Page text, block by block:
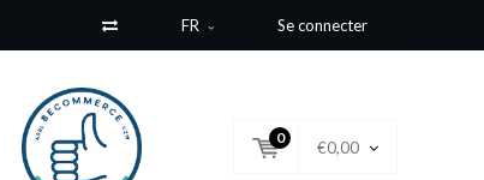
FR Se connecter
0
€0,00